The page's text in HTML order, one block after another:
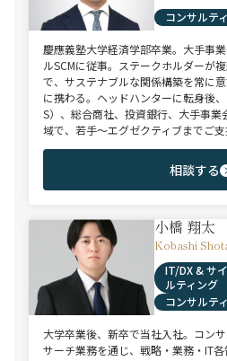
コンサルテ
慶應義塾大学経済学部卒業。大手事
ルSCMに従事。ステークホルダーが
で、サステナブルな関係構築を常に
に携わる。ヘッドハンターに転身後
S）、総合商社、投資銀行、大手事
域で、若手～エグゼクティブまでご支
相談する
小橋 翔太
Kobashi
IT/DX & サ
ルティング
コンサルテ
大学卒業後、新卒で当社入社。コン
サーチ業務を通じ、戦略・業務・IT